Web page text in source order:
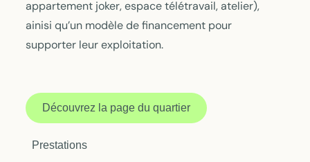
appartement joker, espace télétravail, atelier),
ainisi qu’un modèle de financement pour
supporter leur exploitation.
Découvrez la page du quartier
Prestations